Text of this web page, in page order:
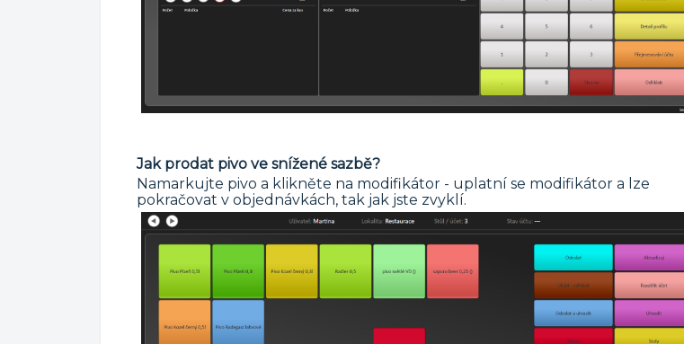
Jak prodat pivo ve snížené sazbě?
Namarkujte pivo a klikněte na modifikátor - uplatní se modifikátor a lze
pokračovat v objednávkách, tak jak jste zvyklí.